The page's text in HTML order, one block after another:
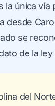
la única vía
desde
se
de la ley
del